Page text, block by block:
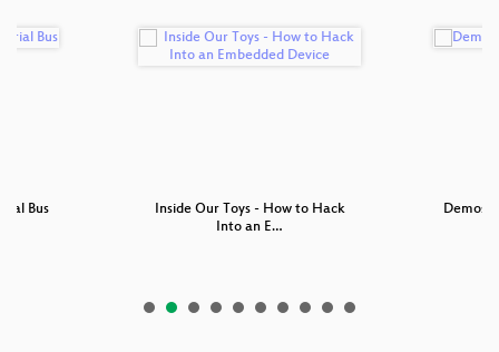
Bus
Inside Our Toys - How to Hack
Into an E…